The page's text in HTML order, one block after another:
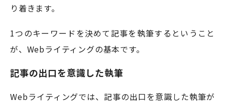
り着きます。
1つのキーワードを決めて記事を執筆するということ
が、Webライティングの基本です。
記事の出口を意識した執筆
Webライティングでは、記事の出口を意識した執筆が